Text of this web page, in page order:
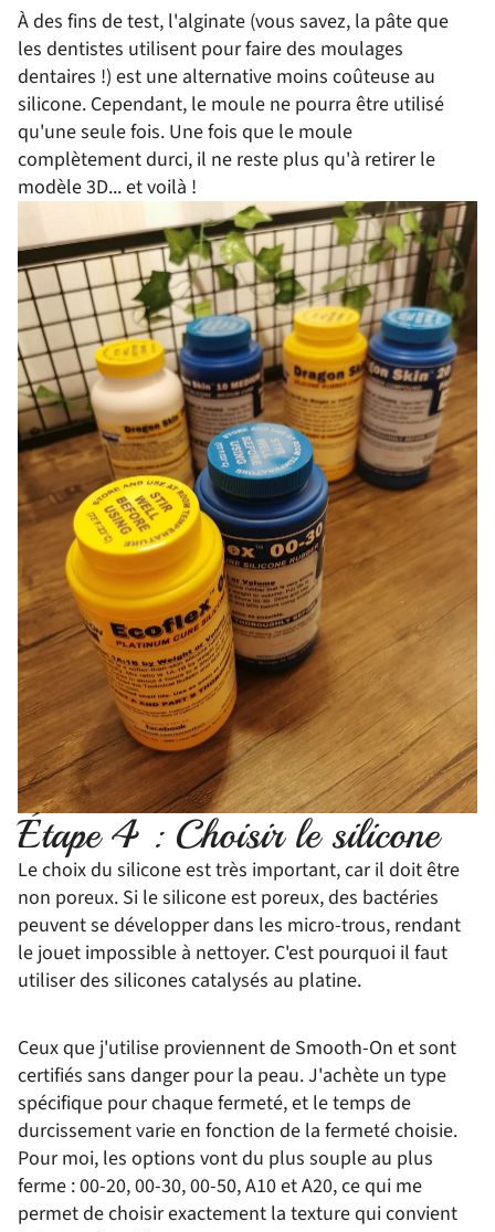
À des fins de test, l'alginate (vous savez, la pâte que
les dentistes utilisent pour faire des moulages
dentaires !) est une alternative moins coûteuse au
silicone. Cependant, le moule ne pourra être utilisé
qu'une seule fois. Une fois que le moule
complètement durci, il ne reste plus qu'à retirer le
modèle 3D... et voilà !
Étape 4 : Choisir le silicone
Le choix du silicone est très important, car il doit être
non poreux. Si le silicone est poreux, des bactéries
peuvent se développer dans les micro-trous, rendant
le jouet impossible à nettoyer. C'est pourquoi il faut
utiliser des silicones catalysés au platine.
Ceux que j'utilise proviennent de Smooth-On et sont
certifiés sans danger pour la peau. J'achète un type
spécifique pour chaque fermeté, et le temps de
durcissement varie en fonction de la fermeté choisie.
Pour moi, les options vont du plus souple au plus
ferme : 00-20, 00-30, 00-50, A10 et A20, ce qui me
permet de choisir exactement la texture qui convient